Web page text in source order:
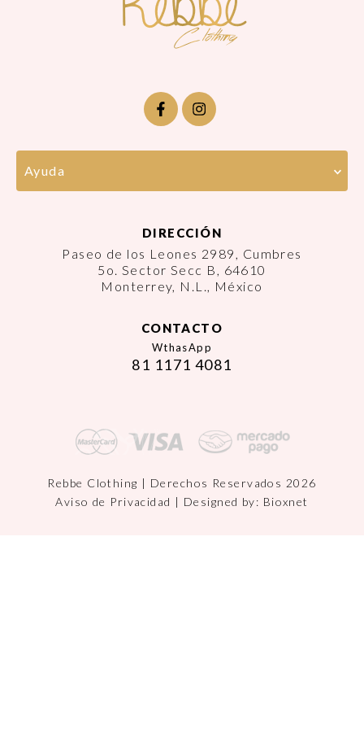
Ayuda
DIRECCIÓN
Paseo de los Leones 2989, Cumbres
5o. Sector Secc B, 64610
Monterrey, N.L., México
CONTACTO
WthasApp
81 1171 4081
Rebbe Clothing | Derechos Reservados 2026
Aviso de Privacidad | Designed by: Bioxnet